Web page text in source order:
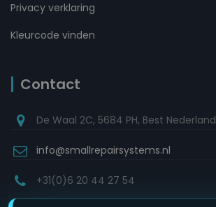
Privacy verklaring
Kleurcode vinden
Contact
De Waal 2C, 5684 PH, Best Nederland
info@smallrepairsystems.nl
+31(0)6 20 44 27 54